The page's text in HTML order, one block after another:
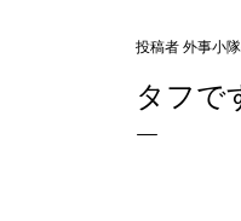
投稿者 外事小
タフで